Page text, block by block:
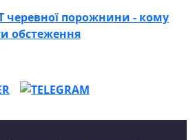
черевної порожнини - кому
обстеження